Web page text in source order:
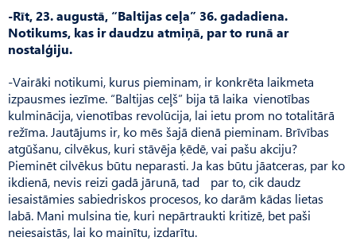
-Rīt, 23. augustā, “Baltijas ceļa” 36. gadadiena.
Notikums, kas ir daudzu atmiņā, par to runā ar
nostalģiju.
-Vairāki notikumi, kurus pieminam, ir konkrēta laikmeta
izpausmes iezīme. “Baltijas ceļš” bija tā laika vienotības
kulminācija, vienotības revolūcija, lai ietu prom no totalitārā
režīma. Jautājums ir, ko mēs šajā dienā pieminam. Brīvības
atgūšanu, cilvēkus, kuri stāvēja ķēdē, vai pašu akciju?
Pieminēt cilvēkus būtu neparasti. Ja kas būtu jāatceras, par ko
ikdienā, nevis reizi gadā jārunā, tad par to, cik daudz
iesaistāmies sabiedriskos procesos, ko darām kādas lietas
labā. Mani mulsina tie, kuri nepārtraukti kritizē, bet paši
neiesaistās, lai ko mainītu, izdarītu.